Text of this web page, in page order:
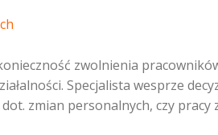
zwolnienia
Specjalista wesprze
zmian personalnych, czy pracy